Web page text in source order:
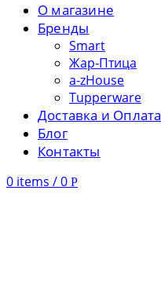
О магазине
Бренды
Smart
Жар-Птица
a-zHouse
Tupperware
Доставка и Оплата
Блог
Контакты
0 items /0 Р